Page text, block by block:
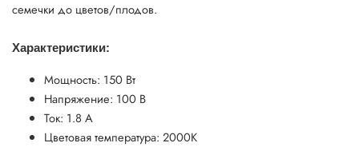
семечки до цветов/плодов.
Характеристики:
Мощность: 150 Вт
Напряжение: 100 В
Ток: 1.8 А
Цветовая температура: 2000K